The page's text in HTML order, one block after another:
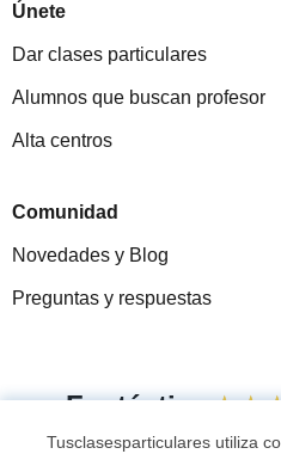
Únete
Dar clases particulares
Alumnos que buscan profesor
Alta centros
Comunidad
Novedades y Blog
Preguntas y respuestas
Fantástica
Tusclasesparticulares utiliza